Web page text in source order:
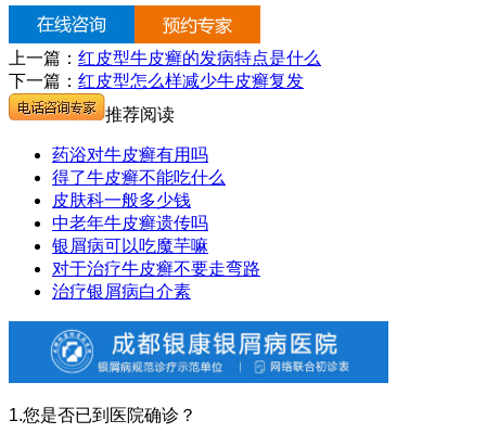
上一篇： 红皮型牛皮癣的发病特点是什么
下一篇： 红皮型怎么样减少牛皮癣复发
推荐阅读
药浴对牛皮癣有用吗
得了牛皮癣不能吃什么
皮肤科一般多少钱
中老年牛皮癣遗传吗
银屑病可以吃魔芋嘛
对于治疗牛皮癣不要走弯路
治疗银屑病白介素
1.您是否已到医院确诊？